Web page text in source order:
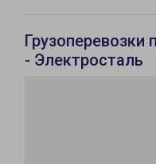
- Электросталь